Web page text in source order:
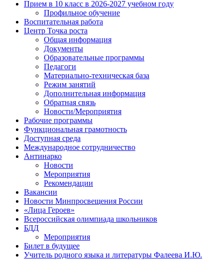
Прием в 10 класс в 2026-2027 учебном году
Профильное обучение
Воспитательная работа
Центр Точка роста
Общая информация
Документы
Образовательные программы
Педагоги
Материально-техническая база
Режим занятий
Дополнительная информация
Обратная связь
Новости/Мероприятия
Рабочие программы
Функциональная грамотность
Доступная среда
Международное сотрудничество
Антинарко
Новости
Мероприятия
Рекомендации
Вакансии
Новости Минпросвещения России
«Лица Героев»
Всероссийская олимпиада школьников
БДД
Мероприятия
Билет в будущее
Учитель родного языка и литературы Фалеева И.Ю.